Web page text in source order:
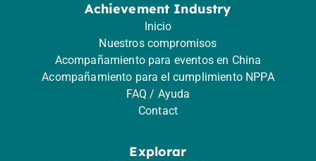
Achievement Industry
Inicio
Nuestros compromisos
Acompañamiento para eventos en China
Acompañamiento para el cumplimiento NPPA
FAQ / Ayuda
Contact
Explorar